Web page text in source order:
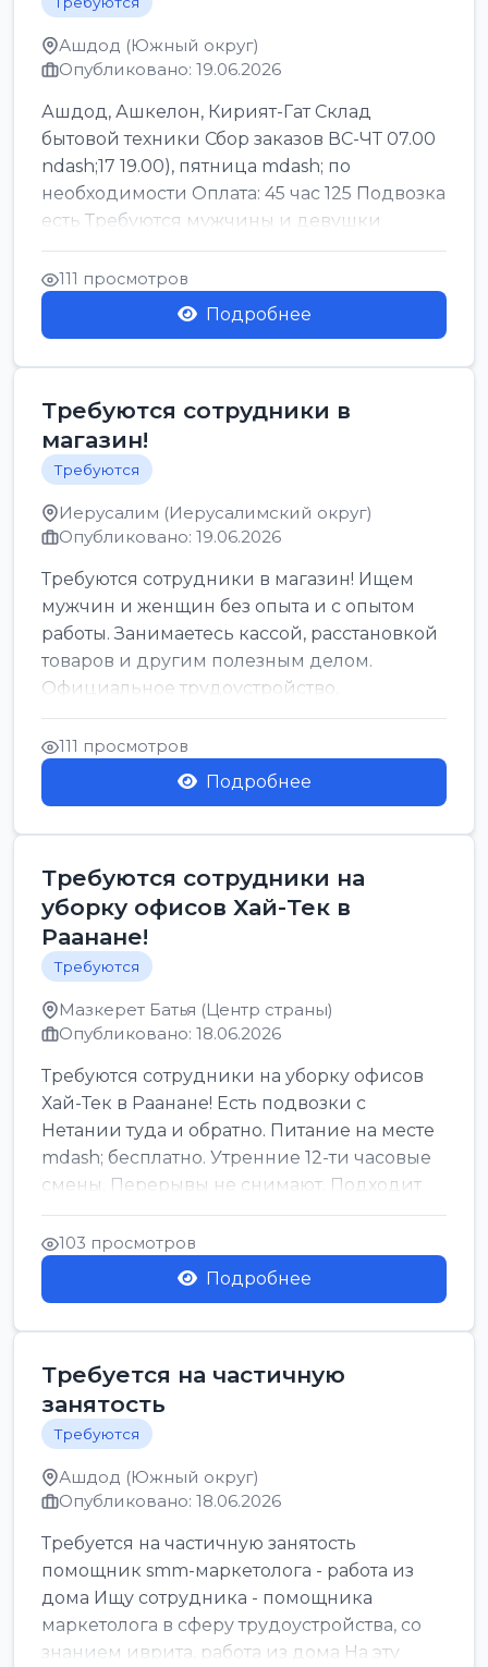
Ашдод (Южный округ)
Опубликовано: 19.06.2026
Ашдод, Ашкелон, Кирият-Гат Склад
бытовой техники Сбор заказов ВС-ЧТ 07.00
ndash;17 19.00), пятница mdash; по
необходимости Оплата: 45 час 125 Подвозка
есть Требуются мужчины и девушки
Только официальн...
111 просмотров
Подробнее
Требуются сотрудники в
магазин!
Требуются
Иерусалим (Иерусалимский округ)
Опубликовано: 19.06.2026
Требуются сотрудники в магазин! Ищем
мужчин и женщин без опыта и с опытом
работы. Занимаетесь кассой, расстановкой
товаров и другим полезным делом.
Официальное трудоустройство,
стабильная зарплата от ...
111 просмотров
Подробнее
Требуются сотрудники на
уборку офисов Хай-Тек в
Раанане!
Требуются
Мазкерет Батья (Центр страны)
Опубликовано: 18.06.2026
Требуются сотрудники на уборку офисов
Хай-Тек в Раанане! Есть подвозки с
Нетании туда и обратно. Питание на месте
mdash; бесплатно. Утренние 12-ти часовые
смены. Перерывы не снимают. Подходит
для всех...
103 просмотров
Подробнее
Требуется на частичную
занятость
Требуются
Ашдод (Южный округ)
Опубликовано: 18.06.2026
Требуется на частичную занятость
помощник smm-маркетолога - работа из
дома Ищу сотрудника - помощника
маркетолога в сферу трудоустройства, со
знанием иврита, работа из дома На эту